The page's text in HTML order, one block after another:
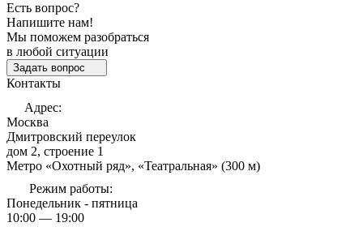
Есть вопрос?
Напишите нам!
Мы поможем разобраться
в любой ситуации
Задать вопрос
Контакты
Адрес:
Москва
Дмитровский переулок
дом 2, строение 1
Метро «Охотный ряд», «Театральная» (300 м)
Режим работы:
Понедельник - пятница
10:00 — 19:00